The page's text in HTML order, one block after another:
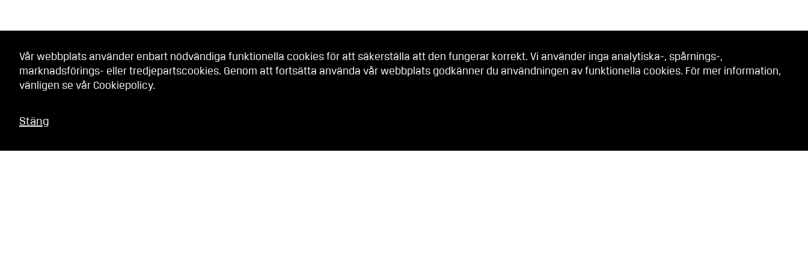
Vår webbplats använder enbart nödvändiga funktionella cookies för att säkerställa att den fungerar korrekt. Vi använder inga analytiska-, spårnings-,
marknadsförings- eller tredjepartscookies. Genom att fortsätta använda vår webbplats godkänner du användningen av funktionella cookies. För mer information,
vänligen se vår Cookiepolicy.
Stäng